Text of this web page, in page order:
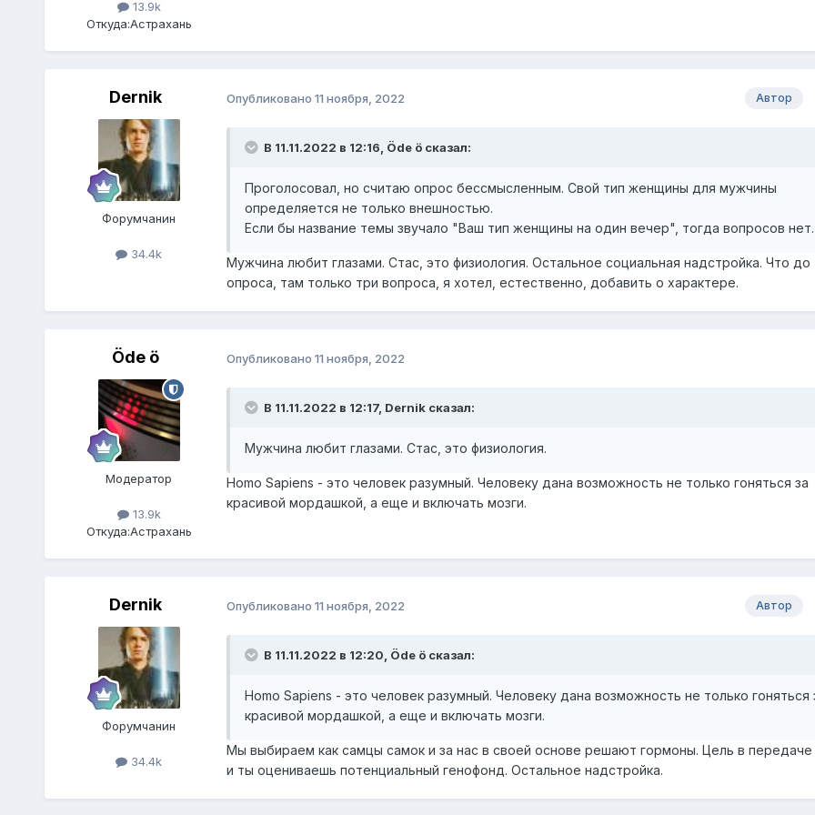
13.9k
Откуда:Астрахань
Dernik
Форумчанин
34.4k
Автор
Опубликовано 11 ноября, 2022
В 11.11.2022 в 12:16, Öde öсказал:
Проголосовал, но считаю опрос бессмысленным. Свой тип женщины для мужчины
определяется не только внешностью.
Если бы название темы звучало "Ваш тип женщины на один вечер", тогда вопросов
Мужчина любит глазами. Стас, это физиология. Остальное социальная надстройка. Что до
опроса, там только три вопроса, я хотел, естественно, добавить о характере.
Öde ö
Модератор
13.9k
Откуда:Астрахань
Опубликовано 11 ноября, 2022
В 11.11.2022 в 12:17, Dernikсказал:
Мужчина любит глазами. Стас, это физиология.
Homo Sapiens - это человек разумный. Человеку дана возможность не только гоняться за
красивой мордашкой, а еще и включать мозги.
Dernik
Форумчанин
34.4k
Автор
Опубликовано 11 ноября, 2022
В 11.11.2022 в 12:20, Öde öсказал:
Homo Sapiens - это человек разумный. Человеку дана возможность не только гоняться
красивой мордашкой, а еще и включать мозги.
Мы выбираем как самцы самок и за нас в своей основе решают гормоны. Цель в передаче
и ты оцениваешь потенциальный генофонд. Остальное надстройка.